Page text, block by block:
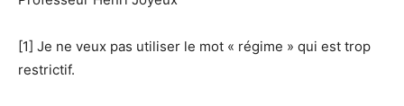
[1] Je ne veux pas utiliser le mot « régime » qui est trop
restrictif.